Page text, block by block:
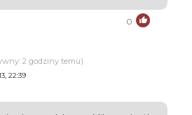
0
2 godziny temu)
22:39